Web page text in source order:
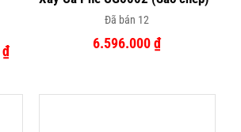
₫
Đã bán 12
6.596.000₫